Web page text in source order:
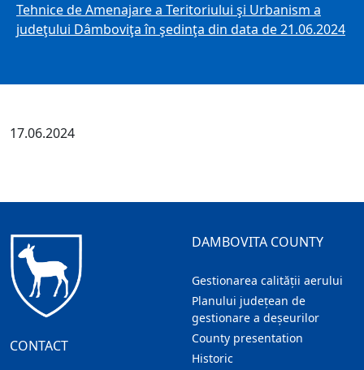
Tehnice de Amenajare a Teritoriului şi Urbanism a
judeţului Dâmboviţa în şedinţa din data de 21.06.2024
17.06.2024
CONTACT
DAMBOVITA COUNTY
Gestionarea calității aerului
Planului județean de
gestionare a deșeurilor
County presentation
Historic